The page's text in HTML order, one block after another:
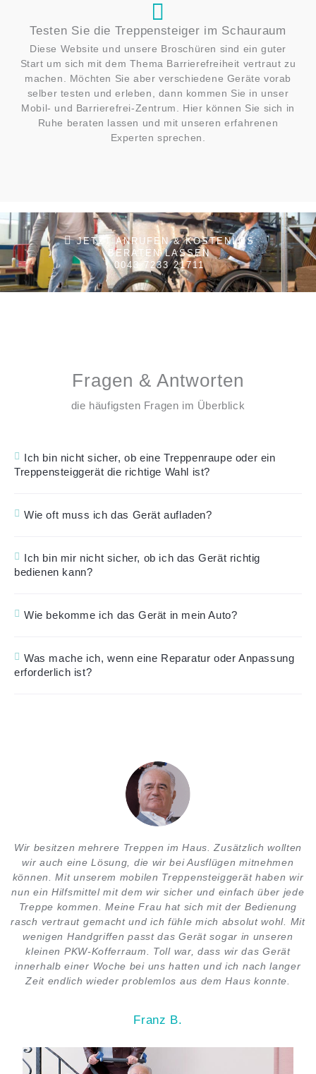
Testen Sie die Treppensteiger im Schauraum
Diese Website und unsere Broschüren sind ein guter
Start um sich mit dem Thema Barrierefreiheit vertraut zu
machen. Möchten Sie aber verschiedene Geräte vorab
selber testen und erleben, dann kommen Sie in unser
Mobil- und Barrierefrei-Zentrum. Hier können Sie sich in
Ruhe beraten lassen und mit unseren erfahrenen
Experten sprechen.
JETZT ANRUFEN & KOSTENLOS
BERATEN LASSEN
0043 7233 21711
Fragen & Antworten
die häufigsten Fragen im Überblick
Ich bin nicht sicher, ob eine Treppenraupe oder ein
Treppensteiggerät die richtige Wahl ist?
Wie oft muss ich das Gerät aufladen?
Ich bin mir nicht sicher, ob ich das Gerät richtig
bedienen kann?
Wie bekomme ich das Gerät in mein Auto?
Was mache ich, wenn eine Reparatur oder Anpassung
erforderlich ist?
Wir besitzen mehrere Treppen im Haus. Zusätzlich wollten
wir auch eine Lösung, die wir bei Ausflügen mitnehmen
können. Mit unserem mobilen Treppensteiggerät haben wir
nun ein Hilfsmittel mit dem wir sicher und einfach über jede
Treppe kommen. Meine Frau hat sich mit der Bedienung
rasch vertraut gemacht und ich fühle mich absolut wohl. Mit
wenigen Handgriffen passt das Gerät sogar in unseren
kleinen PKW-Kofferraum. Toll war, dass wir das Gerät
innerhalb einer Woche bei uns hatten und ich nach langer
Zeit endlich wieder problemlos aus dem Haus konnte.
Franz B.